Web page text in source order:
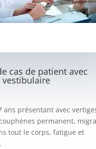
cas de patient avec
ans présentant avec
permanent,
tout le corps, fatigue et